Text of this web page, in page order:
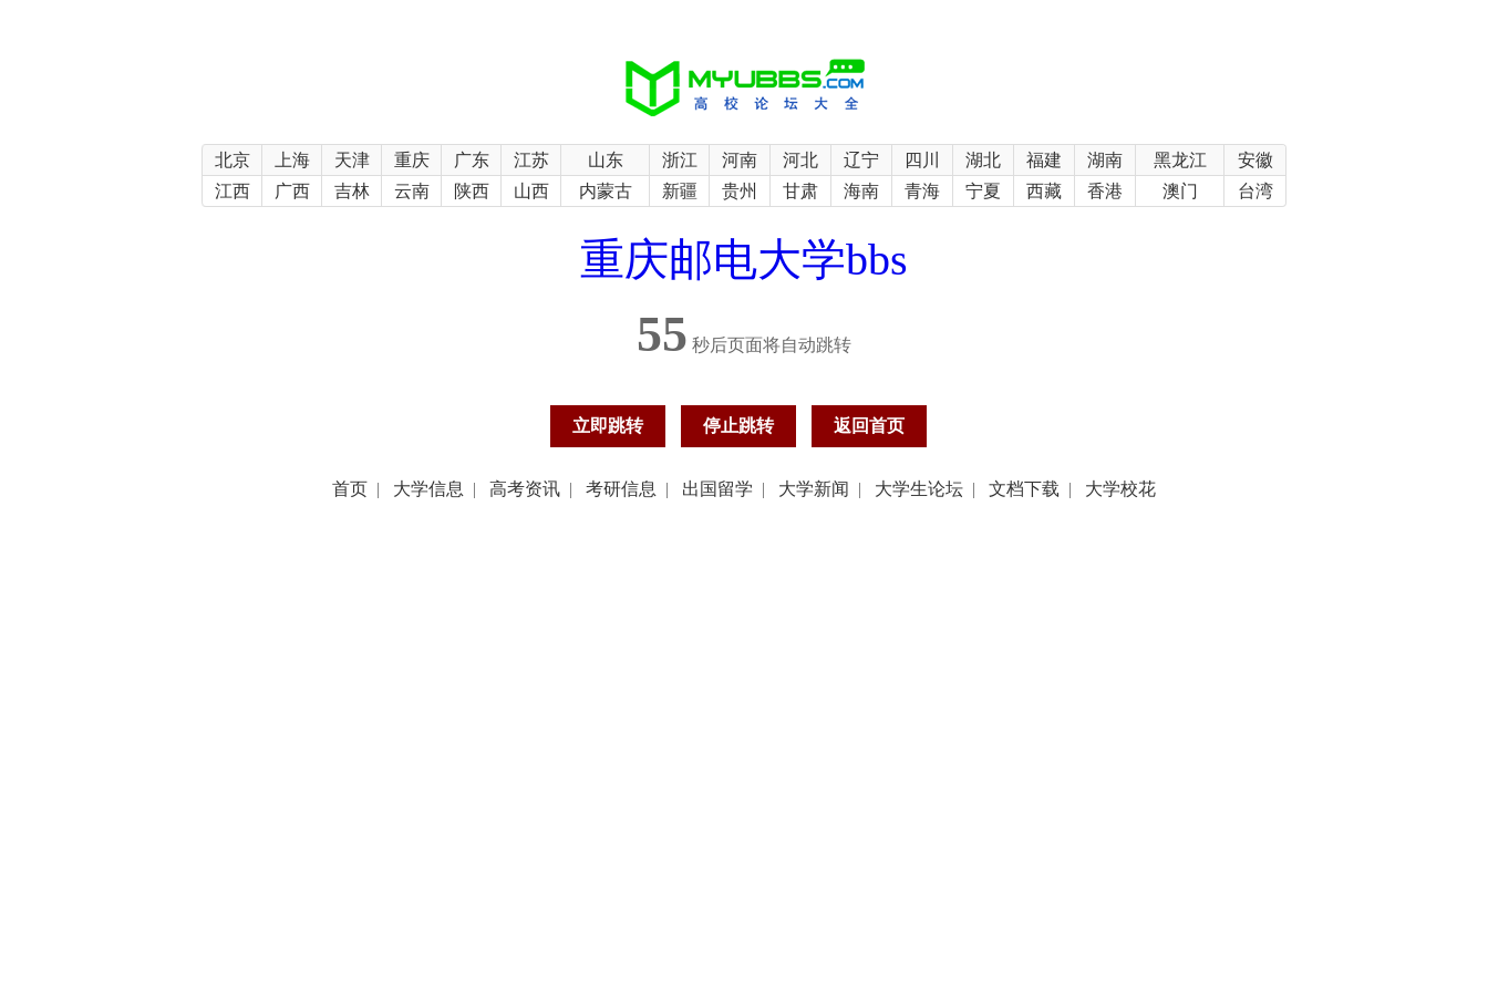
北京 上海 天津 重庆 广东 江苏 山东 浙江 河南 河北 辽宁 四川 湖北 福建 湖南 黑龙江
安徽
江西
广西 吉林 云南 陕西 山西 内蒙古 新疆 贵州 甘肃 海南 青海 宁夏 西藏 香港 澳门 台湾
重庆邮电大学bbs
55 秒后页面将自动跳转
立即跳转 停止跳转 返回首页
首页 | 大学信息 | 高考资讯 | 考研信息 | 出国留学 | 大学新闻 | 大学生论坛 | 文档下载 | 大学校花